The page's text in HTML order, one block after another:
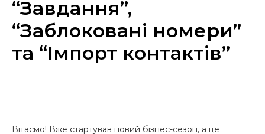
“Завдання”,
“Заблоковані номери”
та “Імпорт контактів”
Вітаємо! Вже стартував новий бізнес-сезон, а це